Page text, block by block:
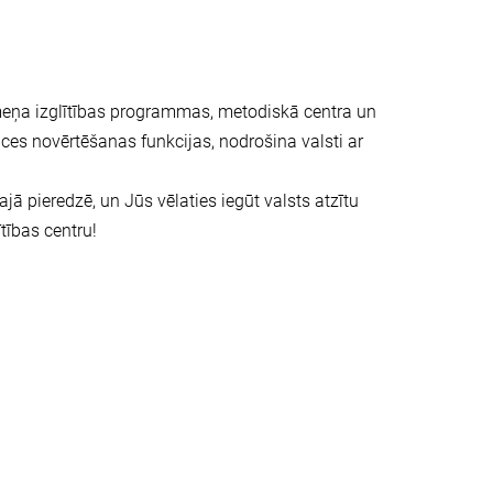
izglītības programmas, metodiskā centra un
novērtēšanas funkcijas, nodrošina valsti ar
pieredzē, un Jūs vēlaties iegūt valsts atzītu
centru!